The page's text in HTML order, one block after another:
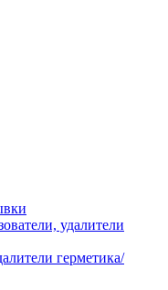
удалители
герметика/